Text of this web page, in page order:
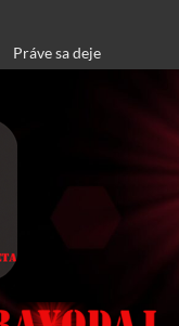
Práve sa deje